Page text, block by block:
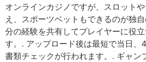
オンラインカジノですが、スロット
え、スポーツベットもできるのが独
分の経験を共有してプレイヤーに役
す。. アップロード後は最短で当日、
書類チェックが行われます。. ギャン